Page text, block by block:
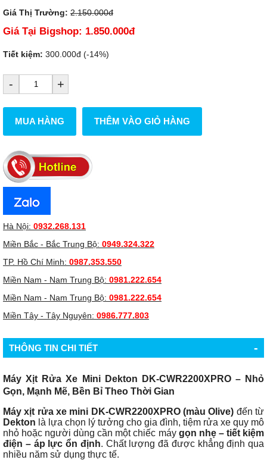
Giá Thị Trường: 2.150.000đ
Giá Tại Bigshop: 1.850.000đ
Tiết kiệm: 300.000đ (-14%)
- +
MUA HÀNG THÊM VÀO GIỎ HÀNG
Hà Nội: 0932.268.131
Miền Bắc - Bắc Trung Bộ: 0949.324.322
TP. Hồ Chí Minh: 0987.353.550
Miền Nam - Nam Trung Bộ: 0981.222.654
Miền Nam - Nam Trung Bộ: 0981.222.654
Miền Tây - Tây Nguyên: 0986.777.803
THÔNG TIN CHI TIẾT -
Máy Xịt Rửa Xe Mini Dekton DK-CWR2200XPRO – Nhỏ
Gọn, Mạnh Mẽ, Bền Bỉ Theo Thời Gian
Máy xịt rửa xe mini DK-CWR2200XPRO (màu Olive) đến từ
Dekton là lựa chọn lý tưởng cho gia đình, tiệm rửa xe quy mô
nhỏ hoặc người dùng cần một chiếc máy gọn nhẹ – tiết kiệm
điện – áp lực ổn định. Chất lượng đã được khẳng định qua
nhiều năm sử dụng thực tế.